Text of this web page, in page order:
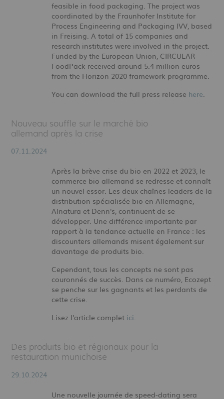
feasible in food packaging. The project was
coordinated by the Fraunhofer Institute for
Process Engineering and Packaging IVV, based
in Freising. A total of 15 companies and
research institutes were involved in the project.
Funded by the European Union, CIRCULAR
FoodPack received around 5.4 million euros
from the Horizon 2020 framework programme.
You can download the full press release here
Nouveau souffle sur le marché bio
allemand après la crise
07.11.2024
Après la brève crise du bio en 2022 et 2023, le
commerce bio allemand se redresse et connaît
un nouvel essor. Les deux chaînes leaders de la
distribution spécialisée bio en Allemagne,
Alnatura et Denn's, continuent de se
développer. Une différence importante par
rapport à la tendance actuelle en France : les
discounters allemands misent également sur
davantage de produits bio.
Cependant, tous les concepts ne sont pas
couronnés de succès. Dans ce numéro, Ecozept
se penche sur les gagnants et les perdants de
cette crise.
Lisez l'article complet ici.
Des produits bio et régionaux pour la
restauration munichoise
29.10.2024
Une nouvelle journée de speed-dating sera